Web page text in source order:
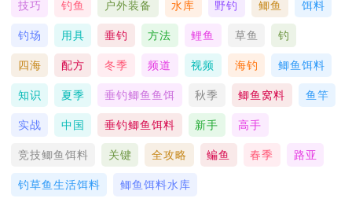
技巧 钓鱼 户外装备 水库 野钓 鲫鱼 饵料
钓场 用具 垂钓 方法 鲤鱼 草鱼 钓
四海 配方 冬季 频道 视频 海钓 鲫鱼饵料
知识 夏季 垂钓鲫鱼鱼饵 秋季 鲫鱼窝料 鱼竿
实战 中国 垂钓鲫鱼饵料 新手 高手
竞技鲫鱼饵料 关键 全攻略 鳊鱼 春季 路亚
钓草鱼生活饵料 鲫鱼饵料水库